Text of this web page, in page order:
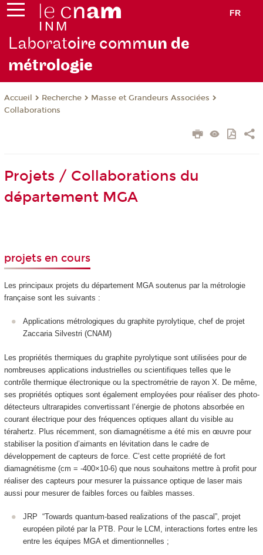
FR
Laboratoire commun de
métrologie
Accueil Recherche
Masse et Grandeurs Associées
Collaborations
Projets / Collaborations du
département MGA
projets en cours
Les principaux projets du département MGA soutenus par la métrologie
française sont les suivants :
Applications métrologiques du graphite pyrolytique, chef de projet
Zaccaria Silvestri (CNAM)
Les propriétés thermiques du graphite pyrolytique sont utilisées pour de
nombreuses applications industrielles ou scientifiques telles que le
contrôle thermique électronique ou la spectrométrie de rayon X. De même,
ses propriétés optiques sont également employées pour réaliser des photo-
détecteurs ultrarapides convertissant l’énergie de photons absorbée en
courant électrique pour des fréquences optiques allant du visible au
térahertz. Plus récemment, son diamagnétisme a été mis en œuvre pour
stabiliser la position d’aimants en lévitation dans le cadre de
développement de capteurs de force. C’est cette propriété de fort
diamagnétisme (cm = -400×10-6) que nous souhaitons mettre à profit pour
réaliser des capteurs pour mesurer la puissance optique de laser mais
aussi pour mesurer de faibles forces ou faibles masses.
JRP “Towards quantum-based realizations of the pascal”, projet
européen piloté par la PTB. Pour le LCM, interactions fortes entre les
entre les équipes MGA et dimentionnelles ;